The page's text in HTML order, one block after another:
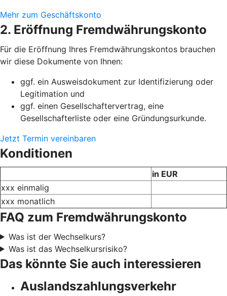
Mehr zum Geschäftskonto
2. Eröffnung Fremdwährungskonto
Für die Eröffnung Ihres Fremdwährungskontos brauchen
wir diese Dokumente von Ihnen:
ggf. ein Ausweisdokument zur Identifizierung oder
Legitimation und
ggf. einen Gesellschaftervertrag, eine
Gesellschafterliste oder eine Gründungsurkunde.
Jetzt Termin vereinbaren
Konditionen
in EUR
xxx einmalig
xxx monatlich
FAQ zum Fremdwährungskonto
Was ist der Wechselkurs?
Was ist das Wechselkursrisiko?
Das könnte Sie auch interessieren
Auslandszahlungsverkehr